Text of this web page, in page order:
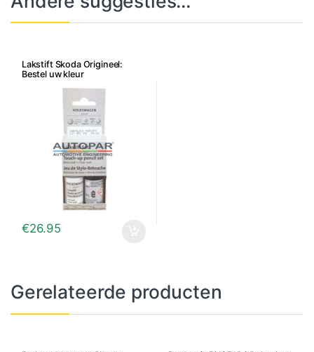
Lakstift Skoda Origineel:
Bestel uw kleur
€26.95
Gerelateerde producten